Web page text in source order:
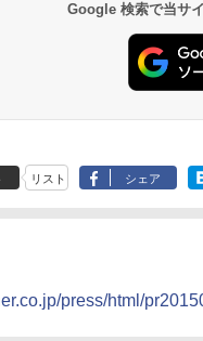
Google 検索で当サ
リスト シェア
press/html/